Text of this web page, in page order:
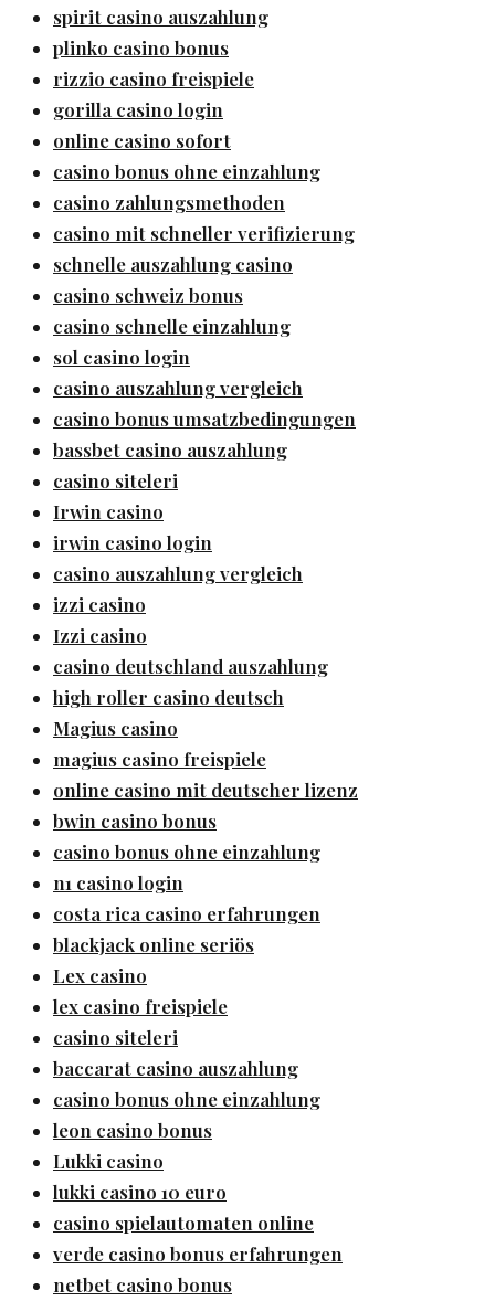
spirit casino auszahlung
plinko casino bonus
rizzio casino freispiele
gorilla casino login
online casino sofort
casino bonus ohne einzahlung
casino zahlungsmethoden
casino mit schneller verifizierung
schnelle auszahlung casino
casino schweiz bonus
casino schnelle einzahlung
sol casino login
casino auszahlung vergleich
casino bonus umsatzbedingungen
bassbet casino auszahlung
casino siteleri
Irwin casino
irwin casino login
casino auszahlung vergleich
izzi casino
Izzi casino
casino deutschland auszahlung
high roller casino deutsch
Magius casino
magius casino freispiele
online casino mit deutscher lizenz
bwin casino bonus
casino bonus ohne einzahlung
n1 casino login
costa rica casino erfahrungen
blackjack online seriös
Lex casino
lex casino freispiele
casino siteleri
baccarat casino auszahlung
casino bonus ohne einzahlung
leon casino bonus
Lukki casino
lukki casino 10 euro
casino spielautomaten online
verde casino bonus erfahrungen
netbet casino bonus